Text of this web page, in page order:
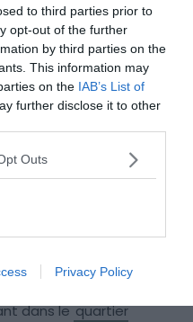
to third parties prior to
opt-out of the further
by third parties on the
This information may
on the IAB’s List of
further disclose it to other
Outs
Privacy Policy
dans lequartier